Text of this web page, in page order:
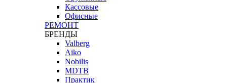
Кассовые
Офисные
РЕМОНТ
БРЕНДЫ
Valberg
Aiko
Nobilis
MDTB
Практик